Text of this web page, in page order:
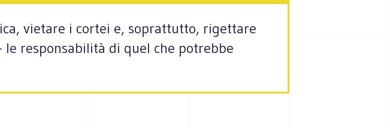
vietare i cortei e, soprattutto, rigettare
responsabilità di quel che potrebbe